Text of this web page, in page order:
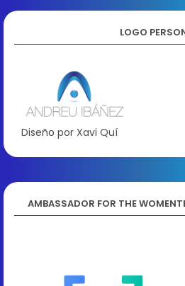
LOGO
Diseño por Xavi Quí
AMBASSADOR FOR THE